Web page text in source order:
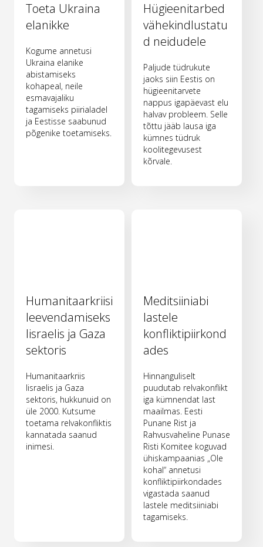
Toeta Ukraina
elanikke
Kogume annetusi
Ukraina elanike
abistamiseks
kohapeal, neile
esmavajaliku
tagamiseks piirialadel
ja Eestisse saabunud
põgenike toetamiseks.
Hügieenitarbed
vähekindlustatu
d neidudele
Paljude tüdrukute
jaoks siin Eestis on
hügieenitarvete
nappus igapäevast elu
halvav probleem. Selle
tõttu jääb lausa iga
kümnes tüdruk
koolitegevusest
kõrvale.
Humanitaarkriisi
leevendamiseks
Iisraelis ja Gaza
sektoris
Humanitaarkriis
Iisraelis ja Gaza
sektoris, hukkunuid on
üle 2000. Kutsume
toetama relvakonfliktis
kannatada saanud
inimesi.
Meditsiiniabi
lastele
konfliktipiirkond
ades
Hinnanguliselt
puudutab relvakonflikt
iga kümnendat last
maailmas. Eesti
Punane Rist ja
Rahvusvaheline Punase
Risti Komitee koguvad
ühiskampaanias „Ole
kohal“ annetusi
konfliktipiirkondades
vigastada saanud
lastele meditsiiniabi
tagamiseks.